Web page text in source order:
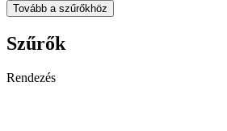
Tovább a szűrőkhöz
Szűrők
Rendezés